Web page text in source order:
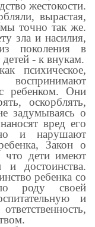
жестокости.
вырастая,
точно так же.
зла и насилия,
поколения в
- к внукам.
психическое,
ребенком. Они
оскорблять,
задумываясь о
вред его
и нарушают
Закон о
что дети имеют
достоинства.
ребенка со
роду своей
и